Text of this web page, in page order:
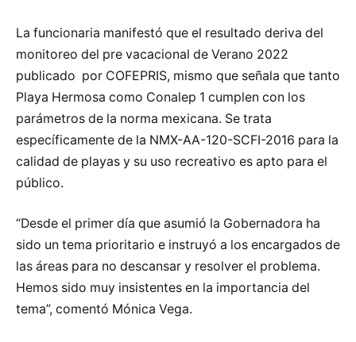
La funcionaria manifestó que el resultado deriva del
monitoreo del pre vacacional de Verano 2022
publicado por COFEPRIS, mismo que señala que tanto
Playa Hermosa como Conalep 1 cumplen con los
parámetros de la norma mexicana. Se trata
específicamente de la NMX-AA-120-SCFI-2016 para la
calidad de playas y su uso recreativo es apto para el
público.
“Desde el primer día que asumió la Gobernadora ha
sido un tema prioritario e instruyó a los encargados de
las áreas para no descansar y resolver el problema.
Hemos sido muy insistentes en la importancia del
tema”, comentó Mónica Vega.